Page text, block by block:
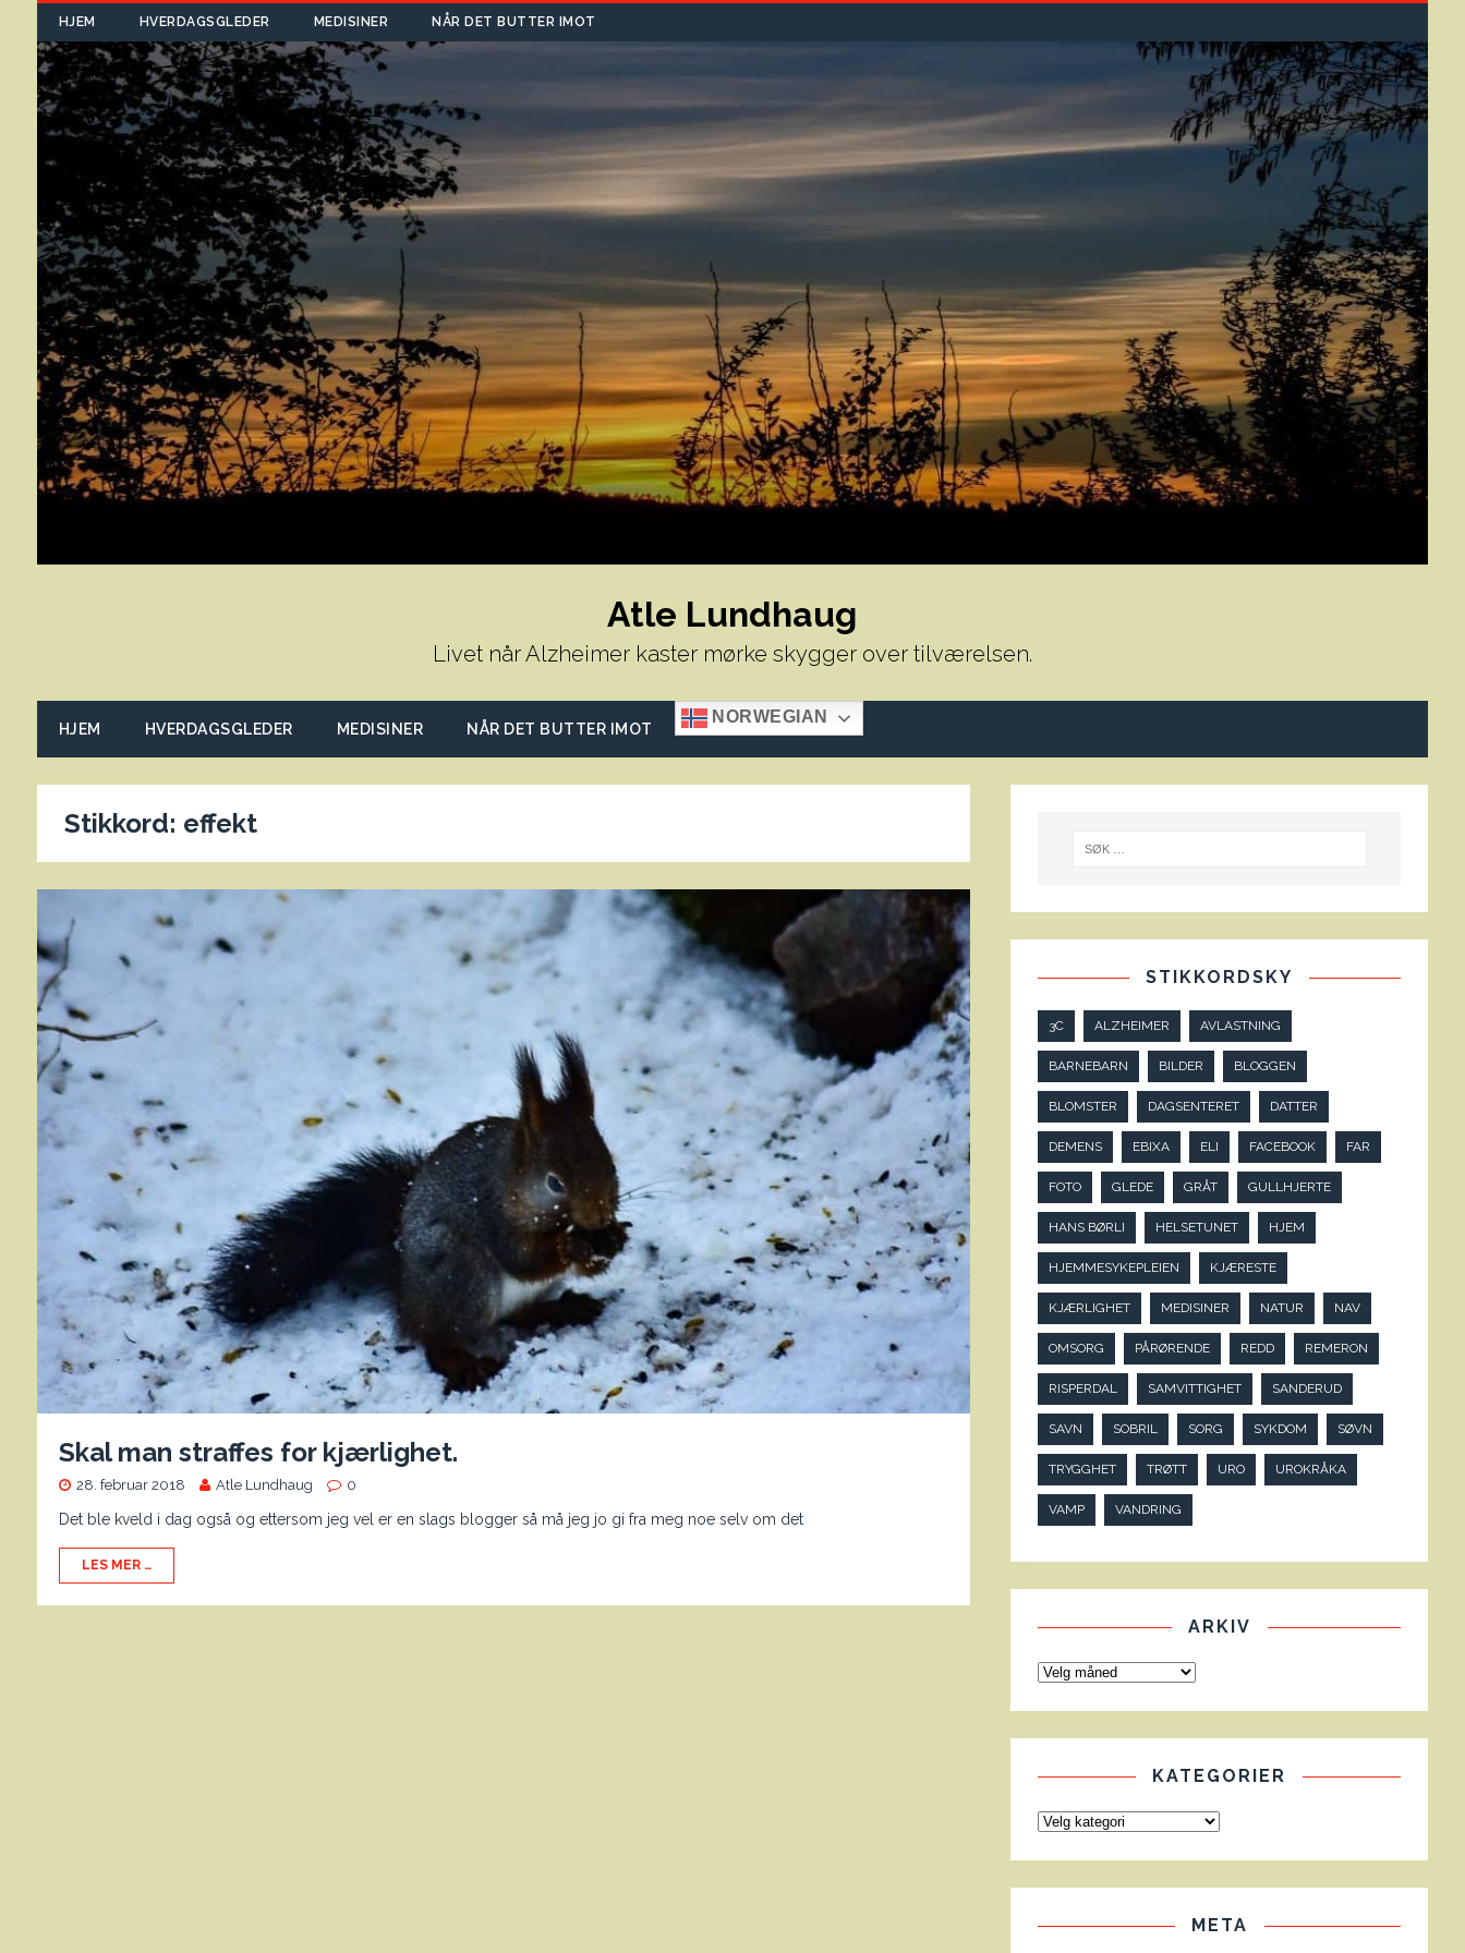
HJEM HVERDAGSGLEDER MEDISINER NÅR DET BUTTER IMOT
Atle Lundhaug
Livet når Alzheimer kaster mørke skygger over tilværelsen.
HJEM HVERDAGSGLEDER MEDISINER NÅR DET BUTTER IMOT
NORWEGIAN
Stikkord: effekt
Skal man straffes for kjærlighet.
28. februar 2018 Atle Lundhaug 0
Det ble kveld i dag også og ettersom jeg vel er en slags blogger så må jeg jo gi fra meg noe selv om det
LES MER …
STIKKORDSKY
3C ALZHEIMER AVLASTNING
BARNEBARN BILDER BLOGGEN
BLOMSTER DAGSENTERET DATTER
DEMENS EBIXA ELI FACEBOOK FAR
FOTO GLEDE GRÅT GULLHJERTE
HANS BØRLI HELSETUNET HJEM
HJEMMESYKEPLEIEN KJÆRESTE
KJÆRLIGHET MEDISINER NATUR NAV
OMSORG PÅRØRENDE REDD REMERON
RISPERDAL SAMVITTIGHET SANDERUD
SAVN SOBRIL SORG SYKDOM SØVN
TRYGGHET TRØTT URO UROKRÅKA
VAMP VANDRING
ARKIV
KATEGORIER
META